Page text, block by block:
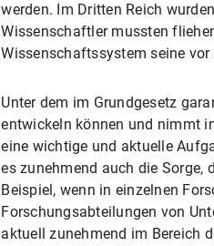
werden. Im Dritten Reich
Wissenschaftler mussten
Wissenschaftssystem seine
Unter dem im Grundgesetz
entwickeln können und nimmt
eine wichtige und aktuelle
es zunehmend auch die
Beispiel, wenn in einzelnen
Forschungsabteilungen von
aktuell zunehmend im Bereich